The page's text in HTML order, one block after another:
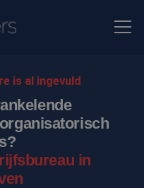
is al ingevuld
in